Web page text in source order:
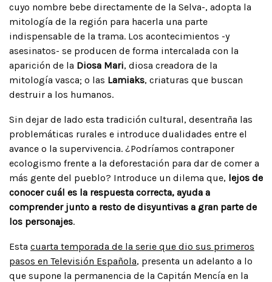
cuyo nombre bebe directamente de la Selva-, adopta la
mitología de la región para hacerla una parte
indispensable de la trama. Los acontecimientos -y
asesinatos- se producen de forma intercalada con la
aparición de la Diosa Mari, diosa creadora de la
mitología vasca; o las Lamiaks, criaturas que buscan
destruir a los humanos.
Sin dejar de lado esta tradición cultural, desentraña las
problemáticas rurales e introduce dualidades entre el
avance o la supervivencia. ¿Podríamos contraponer
ecologismo frente a la deforestación para dar de comer a
más gente del pueblo? Introduce un dilema que, lejos de
conocer cuál es la respuesta correcta, ayuda a
comprender junto a resto de disyuntivas a gran parte de
los personajes.
Esta cuarta temporada de la serie que dio sus primeros
pasos en Televisión Española, presenta un adelanto a lo
que supone la permanencia de la Capitán Mencía en la